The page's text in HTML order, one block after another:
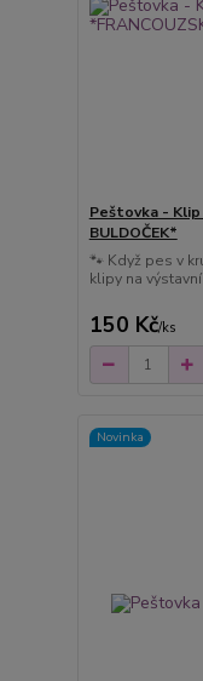
Peštovka - Klip
BULDOČEK*
🐾 Když pes v
klipy na
150 Kč/ks
Novinka